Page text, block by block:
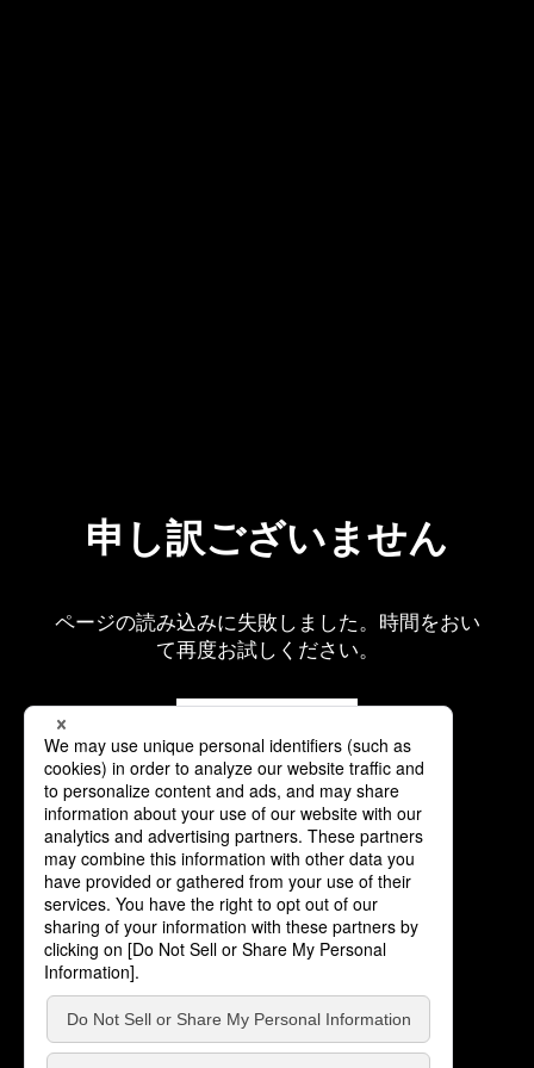
申し訳ございません
ページの読み込みに失敗しました。時間をおい
て再度お試しください。